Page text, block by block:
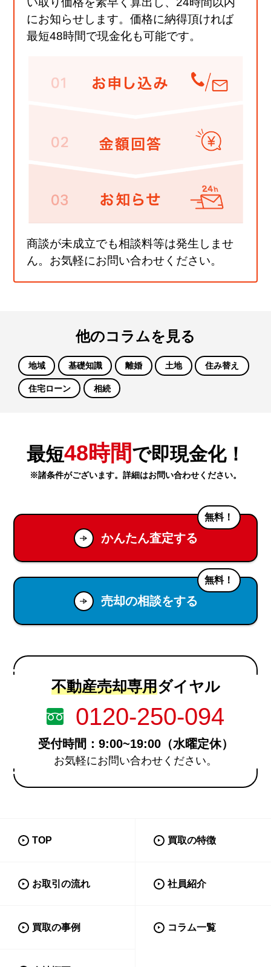
にお知らせします。価格に納得頂ければ
最短48時間で現金化も可能です。
商談が未成立でも相談料等は発生しませ
ん。お気軽にお問い合わせください。
他のコラムを見る
地域 基礎知識 離婚 土地 住み替え
住宅ローン 相続
最短48時間で即現金化！
※諸条件がございます。詳細はお問い合わせください。
かんたん査定する
無料！
売却の相談をする
無料！
不動産売却専用ダイヤル
0120-250-094
受付時間：9:00~19:00（水曜定休）
お気軽にお問い合わせください。
TOP 買取の特徴
お取引の流れ 社員紹介
買取の事例 コラム一覧